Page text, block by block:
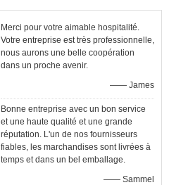
Merci pour votre aimable hospitalité.
Votre entreprise est très professionnelle,
nous aurons une belle coopération
dans un proche avenir.
—— James
Bonne entreprise avec un bon service
et une haute qualité et une grande
réputation. L'un de nos fournisseurs
fiables, les marchandises sont livrées à
temps et dans un bel emballage.
—— Sammel